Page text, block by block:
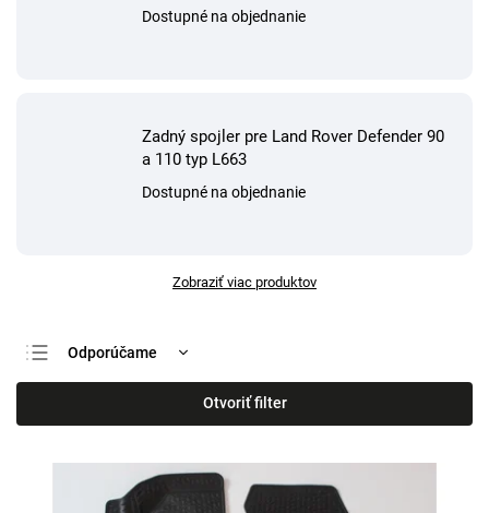
Dostupné na objednanie
Zadný spojler pre Land Rover Defender 90
a 110 typ L663
Dostupné na objednanie
Zobraziť viac produktov
Odporúčame
Najlacnejšie
Najdrahšie
Abecedne
Otvoriť filter